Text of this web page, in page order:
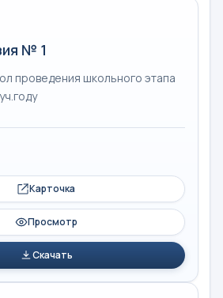
№ 1
проведения школьного этапа
Карточка
Просмотр
Скачать